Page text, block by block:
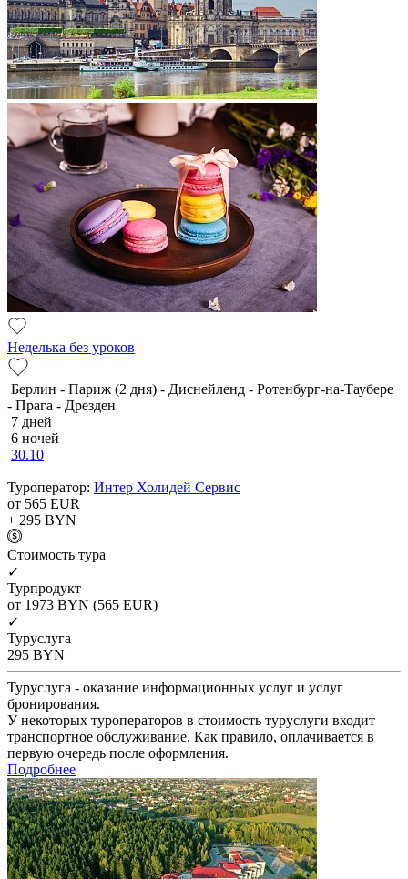
Неделька без уроков
Берлин - Париж (2 дня) - Диснейленд - Ротенбург-на-Таубере
- Прага - Дрезден
7 дней
6 ночей
30.10
Туроператор: Интер Холидей Сервис
от 565 EUR
+ 295 BYN
Cтоимость тура
✓
Турпродукт
от 1973 BYN (565 EUR)
✓
Туруслуга
295 BYN
Туруслуга - оказание информационных услуг и услуг
бронирования.
У некоторых туроператоров в стоимость туруслуги входит
транспортное обслуживание. Как правило, оплачивается в
первую очередь после оформления.
Подробнее